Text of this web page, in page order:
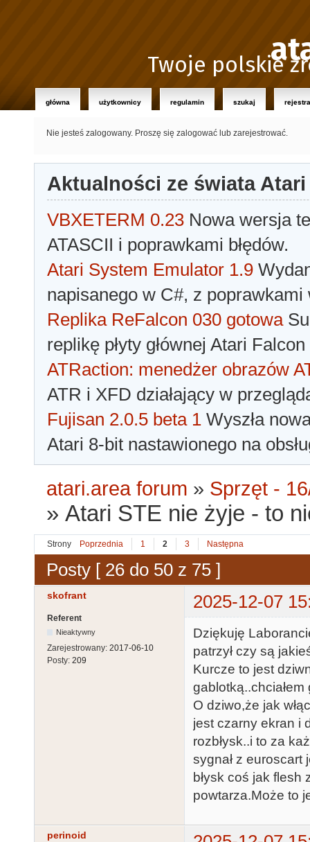
Twoje polskie
główna użytkownicy regulamin szukaj
Nie jesteś zalogowany. Proszę się zalogować lub zarejestrować.
Aktualności ze świata Atari
VBXETERM 0.23 Nowa wersja
ATASCII i poprawkami błędów.
Atari System Emulator 1.9
napisanego w C#, z poprawkami
Replika ReFalcon 030 gotowa
replikę płyty głównej Atari
ATRaction: menedżer obrazów
ATR i XFD działający w
Fujisan 2.0.5 beta 1 Wyszła
Atari 8-bit nastawionego na
atari.area forum » Sprzęt -
»Atari STE nie żyje - to
Strony Poprzednia 1 2 3 Następna
Posty [ 26 do 50 z 75 ]
skofrant 2025-12-07
Referent
Nieaktywny
Zarejestrowany: 2017-06-10
Posty: 209
Dziękuję
patrzył czy są
Kurcze to jest
O dziwo,że jak
jest czarny ekran i
rozbłysk..i to za
sygnał z euroscart
błysk coś jak flesh
powtarza.Może to
perinoid